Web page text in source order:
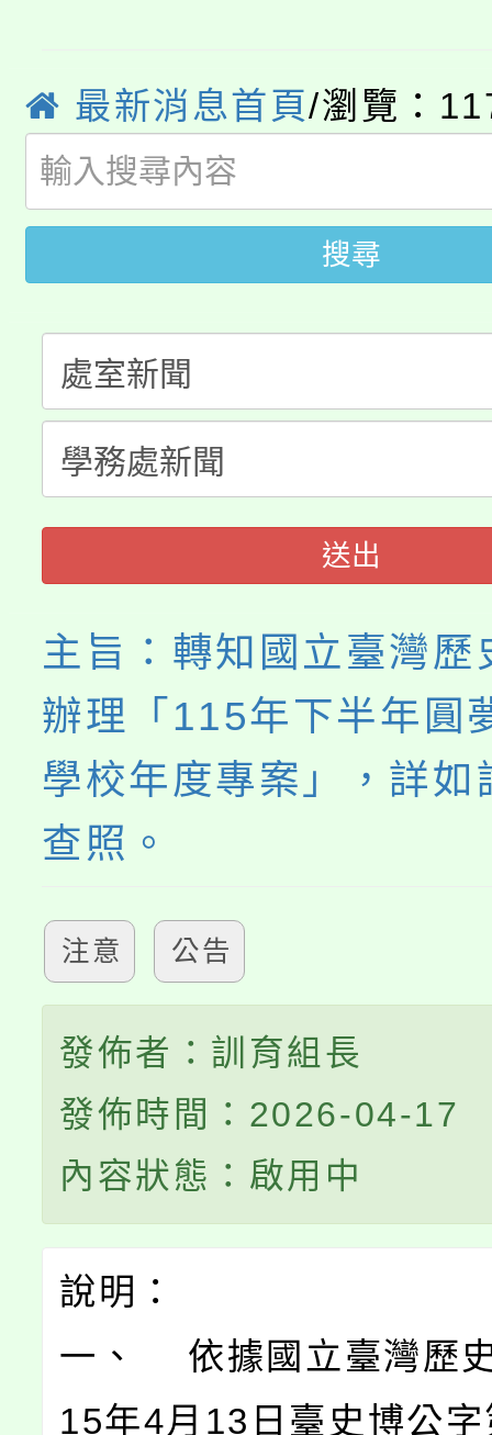
系所師生報名參加。
學籍身 分審查程序及
版
公告本校115學年度第
代理(課)教師甄選結果(
「2026金融保險知識
桃園市115學年度學生
公告本校115學年度第
代理(課)教師甄選結果(
公告本校115學年度第
代理(課)教師甄選結果(
轉知中國文化大學推廣
《TA101》溝通分析基
程，歡迎學生輔導中心
心理、諮商輔導、社會
系所師生報名參加。
最新消息首頁/瀏覽：
搜尋
送出
主旨：轉知國立臺灣歷
辦理「115年下半年圓
學校年度專案」，詳如
查照。
注意 公告
發佈者：訓育組長
發佈時間：2026-04-17
內容狀態：啟用中
說明：
一、 依據國立臺灣歷
15年4月13日臺史博公